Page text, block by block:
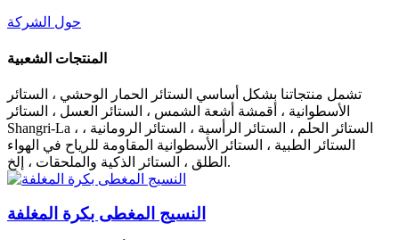
حول الشركة
المنتجات الشعبية
تشمل منتجاتنا بشكل أساسي الستائر الحمار الوحشي ، الستائر
الأسطوانية ، أقمشة أشعة الشمس ، الستائر العسل ، الستائر
Shangri-La ، الستائر الحلم ، الستائر الرأسية ، الستائر الرومانية ،
الستائر الطبية ، الستائر الأسطوانية المقاومة للرياح في الهواء
الطلق ، الستائر الذكية والملحقات ، إلخ.
النسيج المغطى بكرة المغلفة